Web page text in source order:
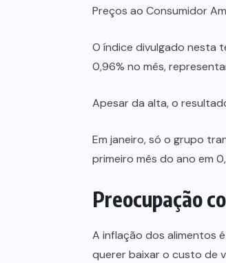
Preços ao Consumidor
O índice divulgado nesta
0,96% no mês,
Apesar da alta, o
Em janeiro, só o grupo
primeiro mês do ano em
Preocupação
A inflação dos alimentos
querer baixar o custo de